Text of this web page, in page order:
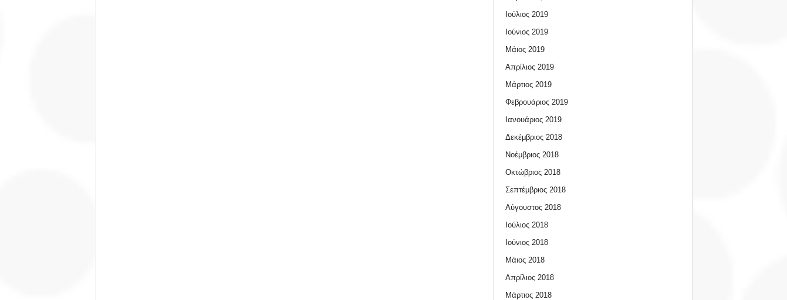
Ιούλιος 2019
Ιούνιος 2019
Μάιος 2019
Απρίλιος 2019
Μάρτιος 2019
Φεβρουάριος 2019
Ιανουάριος 2019
Δεκέμβριος 2018
Νοέμβριος 2018
Οκτώβριος 2018
Σεπτέμβριος 2018
Αύγουστος 2018
Ιούλιος 2018
Ιούνιος 2018
Μάιος 2018
Απρίλιος 2018
Μάρτιος 2018